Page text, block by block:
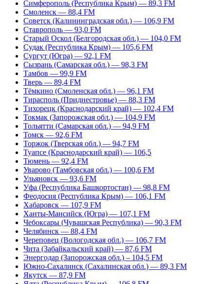
Симферополь (Республика Крым) — 89,3 FM
Смоленск — 88,4 FM
Советск (Калининградская обл.) — 106,9 FM
Ставрополь — 93,0 FM
Старый Оскол (Белгородская обл.) — 104,0 FM
Судак (Республика Крым) — 105,6 FM
Сургут (Югра) — 92,1 FM
Сызрань (Самарская обл.) — 98,3 FM
Тамбов — 99,9 FM
Тверь — 89,4 FM
Тёмкино (Смоленская обл.) — 96,1 FM
Тирасполь (Приднестровье) — 88,3 FM
Тихорецк (Краснодарский край) — 102,4 FM
Токмак (Запорожская обл.) — 104,9 FM
Тольятти (Самарская обл.) — 94,9 FM
Томск — 92,6 FM
Торжок (Тверская обл.) — 94,7 FM
Туапсе (Краснодарский край) — 106,5
Тюмень — 92,4 FM
Уварово (Тамбовская обл.) — 100,6 FM
Ульяновск — 93,6 FM
Уфа (Республика Башкортостан) — 98,8 FM
Феодосия (Республика Крым) — 106,1 FM
Хабаровск — 107,9 FM
Ханты-Мансийск (Югра) — 107,1 FM
Чебоксары (Чувашская Республика) — 90,3 FM
Челябинск — 88,4 FM
Череповец (Вологодская обл.) — 106,7 FM
Чита (Забайкальский край) — 87,6 FM
Энергодар (Запорожская обл.) – 104,5 FM
Южно-Сахалинск (Сахалинская обл.) — 89,3 FM
Якутск — 87,9 FM